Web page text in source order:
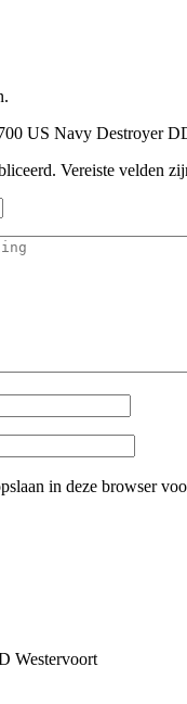
US Navy Destroyer
Vereiste velden
in deze browser
Westervoort